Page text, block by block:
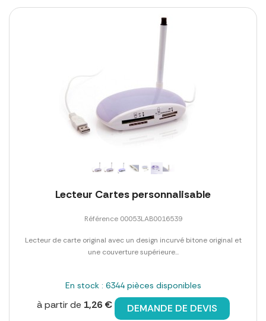
Lecteur Cartes personnalisable
Référence 00053LAB0016539
Lecteur de carte original avec un design incurvé bitone original et
une couverture supérieure...
En stock : 6344 pièces disponibles
à partir de 1,26 € DEMANDE DE DEVIS